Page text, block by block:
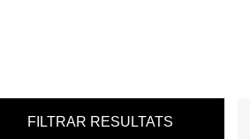
FILTRAR RESULTATS